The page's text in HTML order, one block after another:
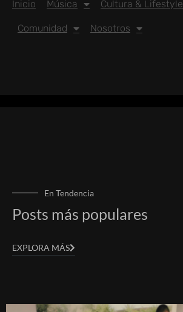
Inicio Música Cultura & Lifestyle
Comunidad Nosotros
En Tendencia
Posts más populares
EXPLORA MÁS